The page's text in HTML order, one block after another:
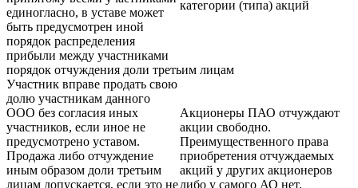
единогласно, в уставе может
быть предусмотрен иной
порядок распределения
прибыли между участниками
категории (типа) акций
порядок отчуждения доли третьим лицам
Участник вправе продать свою
долю участникам данного
ООО без согласия иных
участников, если иное не
предусмотрено уставом.
Продажа либо отчуждение
иным образом доли третьим
лицам допускается, если это не
Акционеры ПАО отчуждают
акции свободно.
Преимущественного права
приобретения отчуждаемых
акций у других акционеров
либо у самого АО нет.